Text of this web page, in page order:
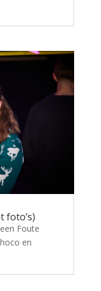
foto’s)
Foute
en